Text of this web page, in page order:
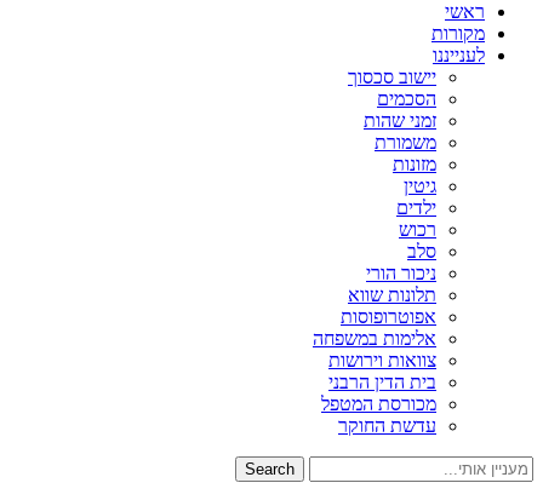
ראשי
מקורות
לענייננו
יישוב סכסוך
הסכמים
זמני שהות
משמורת
מזונות
גיטין
ילדים
רכוש
סלב
ניכור הורי
תלונות שווא
אפוטרופוסות
אלימות במשפחה
צוואות וירושות
בית הדין הרבני
מכורסת המטפל
עדשת החוקר
Search